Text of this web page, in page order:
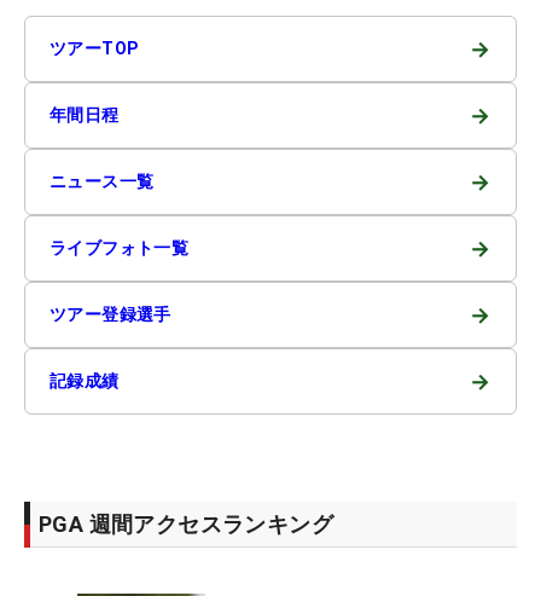
ツアーTOP →
年間日程 →
ニュース一覧 →
ライブフォト一覧 →
ツアー登録選手 →
記録成績 →
PGA 週間アクセスランキング